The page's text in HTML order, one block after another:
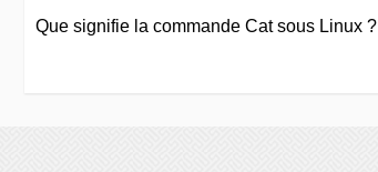
Que signifie la commande Cat sous Linux ?